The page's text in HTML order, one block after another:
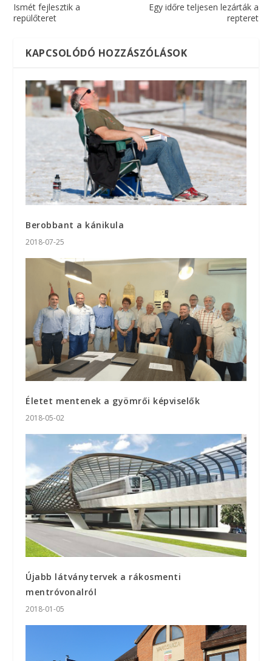
Ismét fejlesztik a
repülőteret
Egy időre teljesen lezárták a
repteret
KAPCSOLÓDÓ HOZZÁSZÓLÁSOK
Berobbant a kánikula
2018-07-25
Életet mentenek a gyömrői képviselők
2018-05-02
Újabb látványtervek a rákosmenti
mentróvonalról
2018-01-05